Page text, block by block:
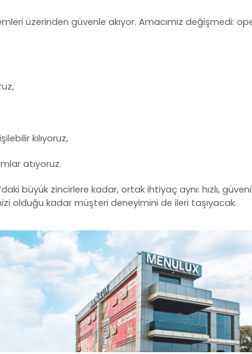
üzerinden güvenle akıyor. Amacımız değişmedi:
kılıyoruz,
atıyoruz.
büyük zincirlere kadar, ortak ihtiyaç aynı: hızlı,
olduğu kadar müşteri deneyimini de ileri taşıyacak.